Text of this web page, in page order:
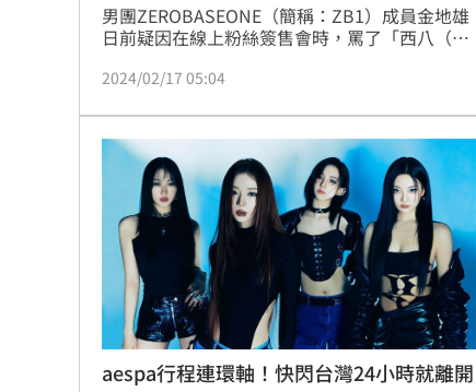
男團ZEROBASEONE（簡稱：ZB1）成員金地雄
日前疑因在線上粉絲簽售會時，罵了「西八（韓
WAKEONE發聲表明不是事實，並也承諾會會用
爐，加上韓國最強狗仔《Dispatch》記者求證，
目前都說明了「西八」並非出自金地雄之口。
2024/02/17 05:04
aespa行程連環軸！快閃台灣24小時就離開